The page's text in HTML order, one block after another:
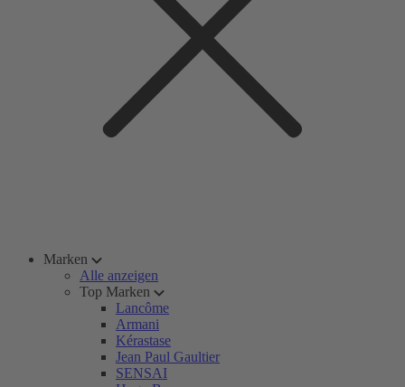
Marken
Alle anzeigen
Top Marken
Lancôme
Armani
Kérastase
Jean Paul Gaultier
SENSAI